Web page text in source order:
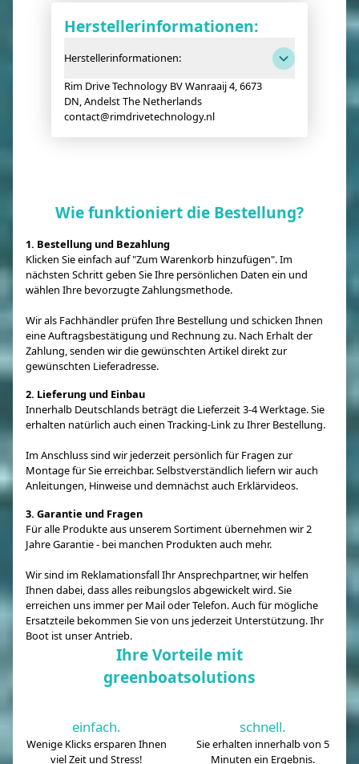
Herstellerinformationen:
Herstellerinformationen:
Rim Drive Technology BV Wanraaij 4, 6673
DN, Andelst The Netherlands
contact@rimdrivetechnology.nl
Wie funktioniert die Bestellung?
1. Bestellung und Bezahlung
Klicken Sie einfach auf "Zum Warenkorb hinzufügen". Im
nächsten Schritt geben Sie Ihre persönlichen Daten ein und
wählen Ihre bevorzugte Zahlungsmethode.
Wir als Fachhändler prüfen Ihre Bestellung und schicken Ihnen
eine Auftragsbestätigung und Rechnung zu. Nach Erhalt der
Zahlung, senden wir die gewünschten Artikel direkt zur
gewünschten Lieferadresse.
2. Lieferung und Einbau
Innerhalb Deutschlands beträgt die Lieferzeit 3-4 Werktage. Sie
erhalten natürlich auch einen Tracking-Link zu Ihrer Bestellung.
Im Anschluss sind wir jederzeit persönlich für Fragen zur
Montage für Sie erreichbar. Selbstverständlich liefern wir auch
Anleitungen, Hinweise und demnächst auch Erklärvideos.
3. Garantie und Fragen
Für alle Produkte aus unserem Sortiment übernehmen wir 2
Jahre Garantie - bei manchen Produkten auch mehr.
Wir sind im Reklamationsfall Ihr Ansprechpartner, wir helfen
Ihnen dabei, dass alles reibungslos abgewickelt wird. Sie
erreichen uns immer per Mail oder Telefon. Auch für mögliche
Ersatzteile bekommen Sie von uns jederzeit Unterstützung. Ihr
Boot ist unser Antrieb.
Ihre Vorteile mit
greenboatsolutions
einfach.
Wenige Klicks ersparen Ihnen
viel Zeit und Stress!
schnell.
Sie erhalten innerhalb von 5
Minuten ein Ergebnis.